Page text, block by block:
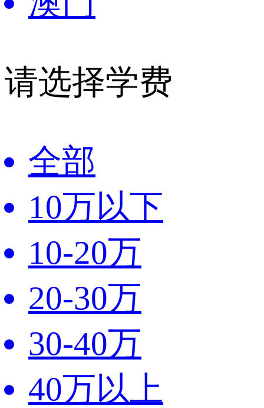
请选择学费
全部
10万以下
10-20万
20-30万
30-40万
40万以上